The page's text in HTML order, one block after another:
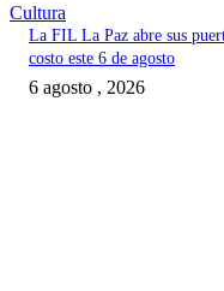
Cultura
La FIL La Paz abre sus
costo este 6 de agosto
6 agosto , 2026